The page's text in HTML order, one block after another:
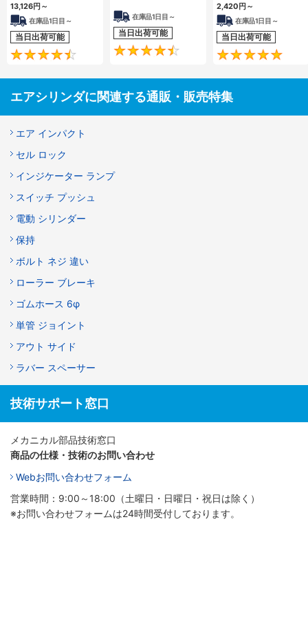
13,126円 ～
在庫品1日目～
当日出荷可能
4.6
在庫品1日目～
当日出荷可能
4.5
2,420 円 ～
在庫品1日目～
当日出荷可能
エアシリンダに関連する通販・販売特集
エア インパクト
セル ロック
インジケーター ランプ
スイッチ プッシュ
電動 シリンダー
保持
ボルト ネジ 違い
ローラー ブレーキ
ゴムホース 6φ
単管 ジョイント
アウト サイド
ラバー スペーサー
技術サポート窓口
メカニカル部品技術窓口
商品の仕様・技術のお問い合わせ
Webお問い合わせフォーム
営業時間：9:00～18:00（土曜日・日曜日・祝日は除く）
※お問い合わせフォームは24時間受付しております。